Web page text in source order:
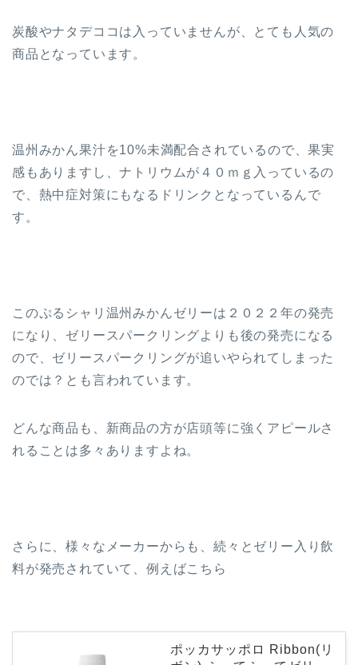
炭酸やナタデココは入っていませんが、とても人気の
商品となっています。
温州みかん果汁を10%未満配合されているので、果実
感もありますし、ナトリウムが４０ｍｇ入っているの
で、熱中症対策にもなるドリンクとなっているんで
す。
このぷるシャリ温州みかんゼリーは２０２２年の発売
になり、ゼリースパークリングよりも後の発売になる
ので、ゼリースパークリングが追いやられてしまった
のでは？とも言われています。
どんな商品も、新商品の方が店頭等に強くアピールさ
れることは多々ありますよね。
さらに、様々なメーカーからも、続々とゼリー入り飲
料が発売されていて、例えばこちら
ポッカサッポロ Ribbon(リ